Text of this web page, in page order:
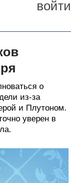
войти
о
из-за
и Плутоном.
уверен в